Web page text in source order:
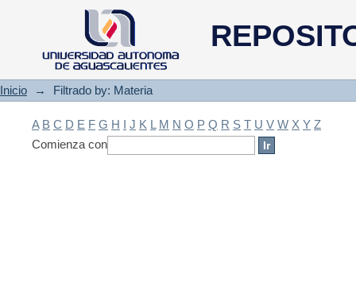
Filtrado by: Materia
Inicio → Filtrado by: Materia
A B C D E F G H I J K L M N O P Q R S T U V W X Y Z
Comienza con